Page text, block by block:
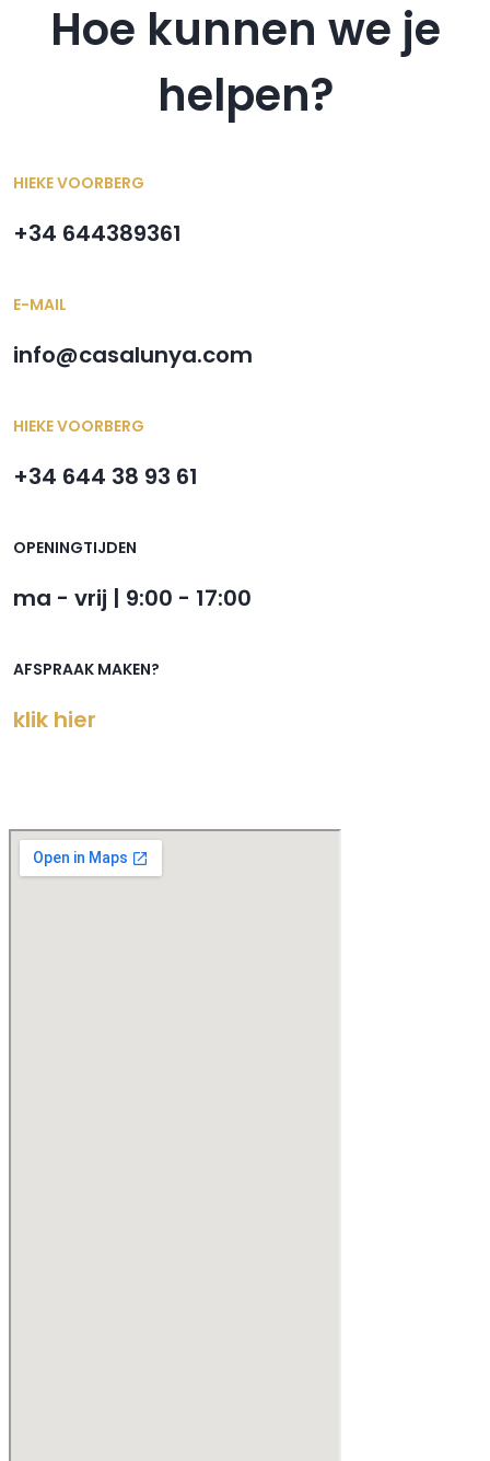
Hoe kunnen we je
helpen?
HIEKE VOORBERG
+34 644389361
E-MAIL
info@casalunya.com
HIEKE VOORBERG
+34 644 38 93 61
OPENINGTIJDEN
ma - vrij | 9:00 - 17:00
AFSPRAAK MAKEN?
klik hier